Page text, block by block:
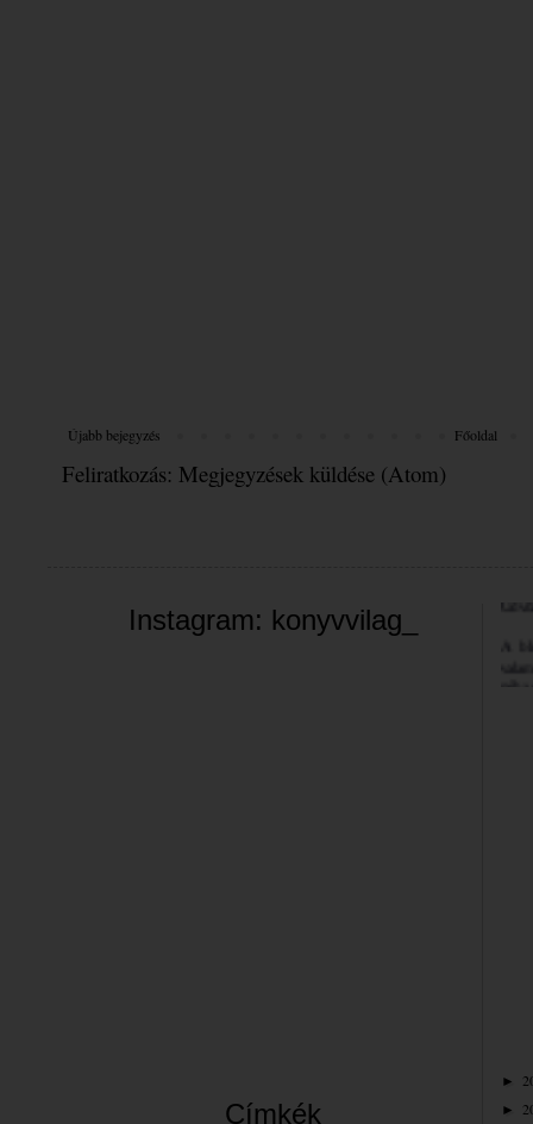
Újabb bejegyzés Főoldal
Feliratkozás: Megjegyzések küldése (Atom)
Instagram: konyvvilag_
Címkék
►
►